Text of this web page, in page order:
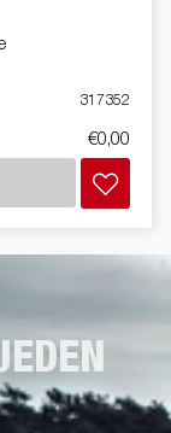
317352
€0,00